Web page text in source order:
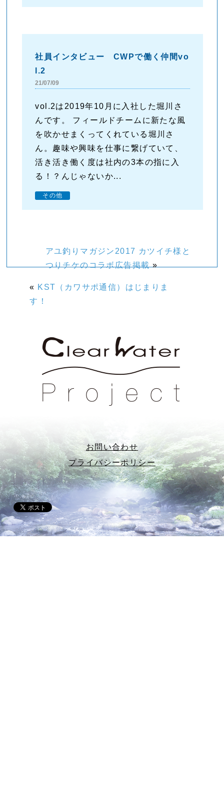
社員インタビュー CWPで働く仲間vo
l.2
21/07/09
vol.2は2019年10月に入社した堀川さ
んです。 フィールドチームに新たな風
を吹かせまくってくれている堀川さ
ん。趣味や興味を仕事に繋げていて、
活き活き働く度は社内の3本の指に入
る！？んじゃないか...
その他
アユ釣りマガジン2017 カツイチ様と
つりチケのコラボ広告掲載»
« KST（カワサポ通信）はじまりま
す！
お問い合わせ
プライバシーポリシー